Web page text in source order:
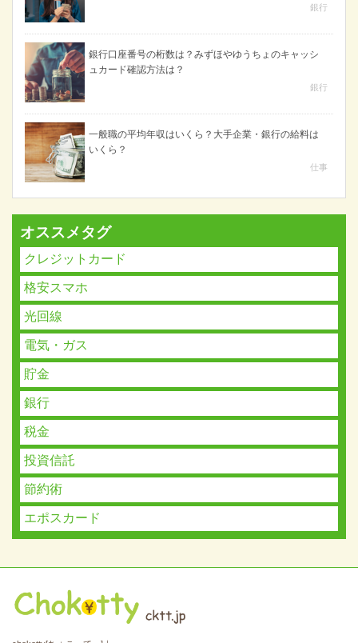
銀行
銀行口座番号の桁数は？みずほやゆうちょのキャッシ
ュカード確認方法は？
銀行
一般職の平均年収はいくら？大手企業・銀行の給料は
いくら？
仕事
オススメタグ
クレジットカード
格安スマホ
光回線
電気・ガス
貯金
銀行
税金
投資信託
節約術
エポスカード